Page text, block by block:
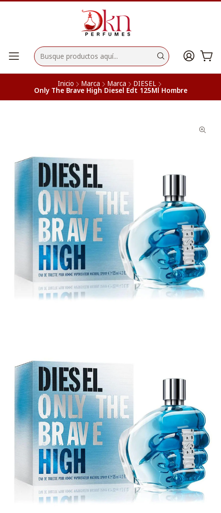
Inicio Marca Marca DIESEL
Only The Brave High Diesel Edt 125Ml Hombre